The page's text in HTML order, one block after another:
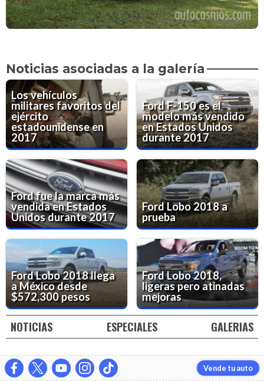
Noticias asociadas a la galería
Los vehículos
militares favoritos del
ejército
estadounidense en
2017
Ford F-150 es el
modelo más vendido
en Estados Unidos
durante 2017
Ford fue la marca más
vendida en Estados
Unidos durante 2017
Ford Lobo 2018 a
prueba
Ford Lobo 2018 llega
a México desde
$572,300 pesos
Ford Lobo 2018,
ligeras pero atinadas
mejoras
NOTICIAS ESPECIALES GALERIAS
Vende tu auto